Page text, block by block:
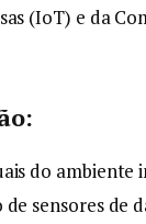
(IoT) e da
do ambiente
sensores de